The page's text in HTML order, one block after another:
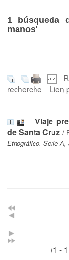
1 búsqueda
manos'
recherche
Lien
Viaje
de Santa Cruz /
Etnográfico. Serie A,
(1 -